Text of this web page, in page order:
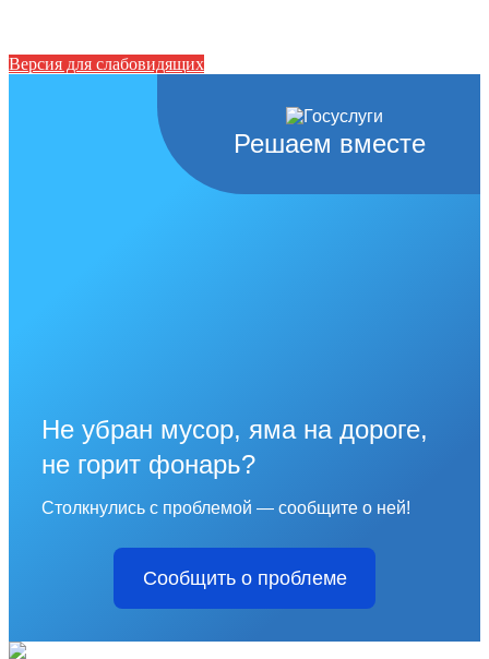
Версия для слабовидящих
Решаем вместе
Не убран мусор, яма на дороге,
не горит фонарь?
Столкнулись с проблемой — сообщите о ней!
Сообщить о проблеме